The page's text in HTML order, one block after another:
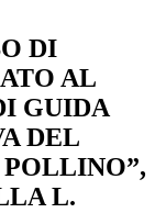
DI
AL
GUIDA
DEL
L.